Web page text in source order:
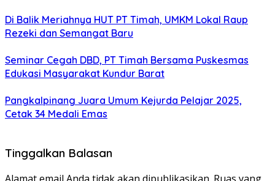
Di Balik Meriahnya HUT PT Timah, UMKM Lokal Raup
Rezeki dan Semangat Baru
Seminar Cegah DBD, PT Timah Bersama Puskesmas
Edukasi Masyarakat Kundur Barat
Pangkalpinang Juara Umum Kejurda Pelajar 2025,
Cetak 34 Medali Emas
Tinggalkan Balasan
Alamat email Anda tidak akan dipublikasikan. Ruas yang